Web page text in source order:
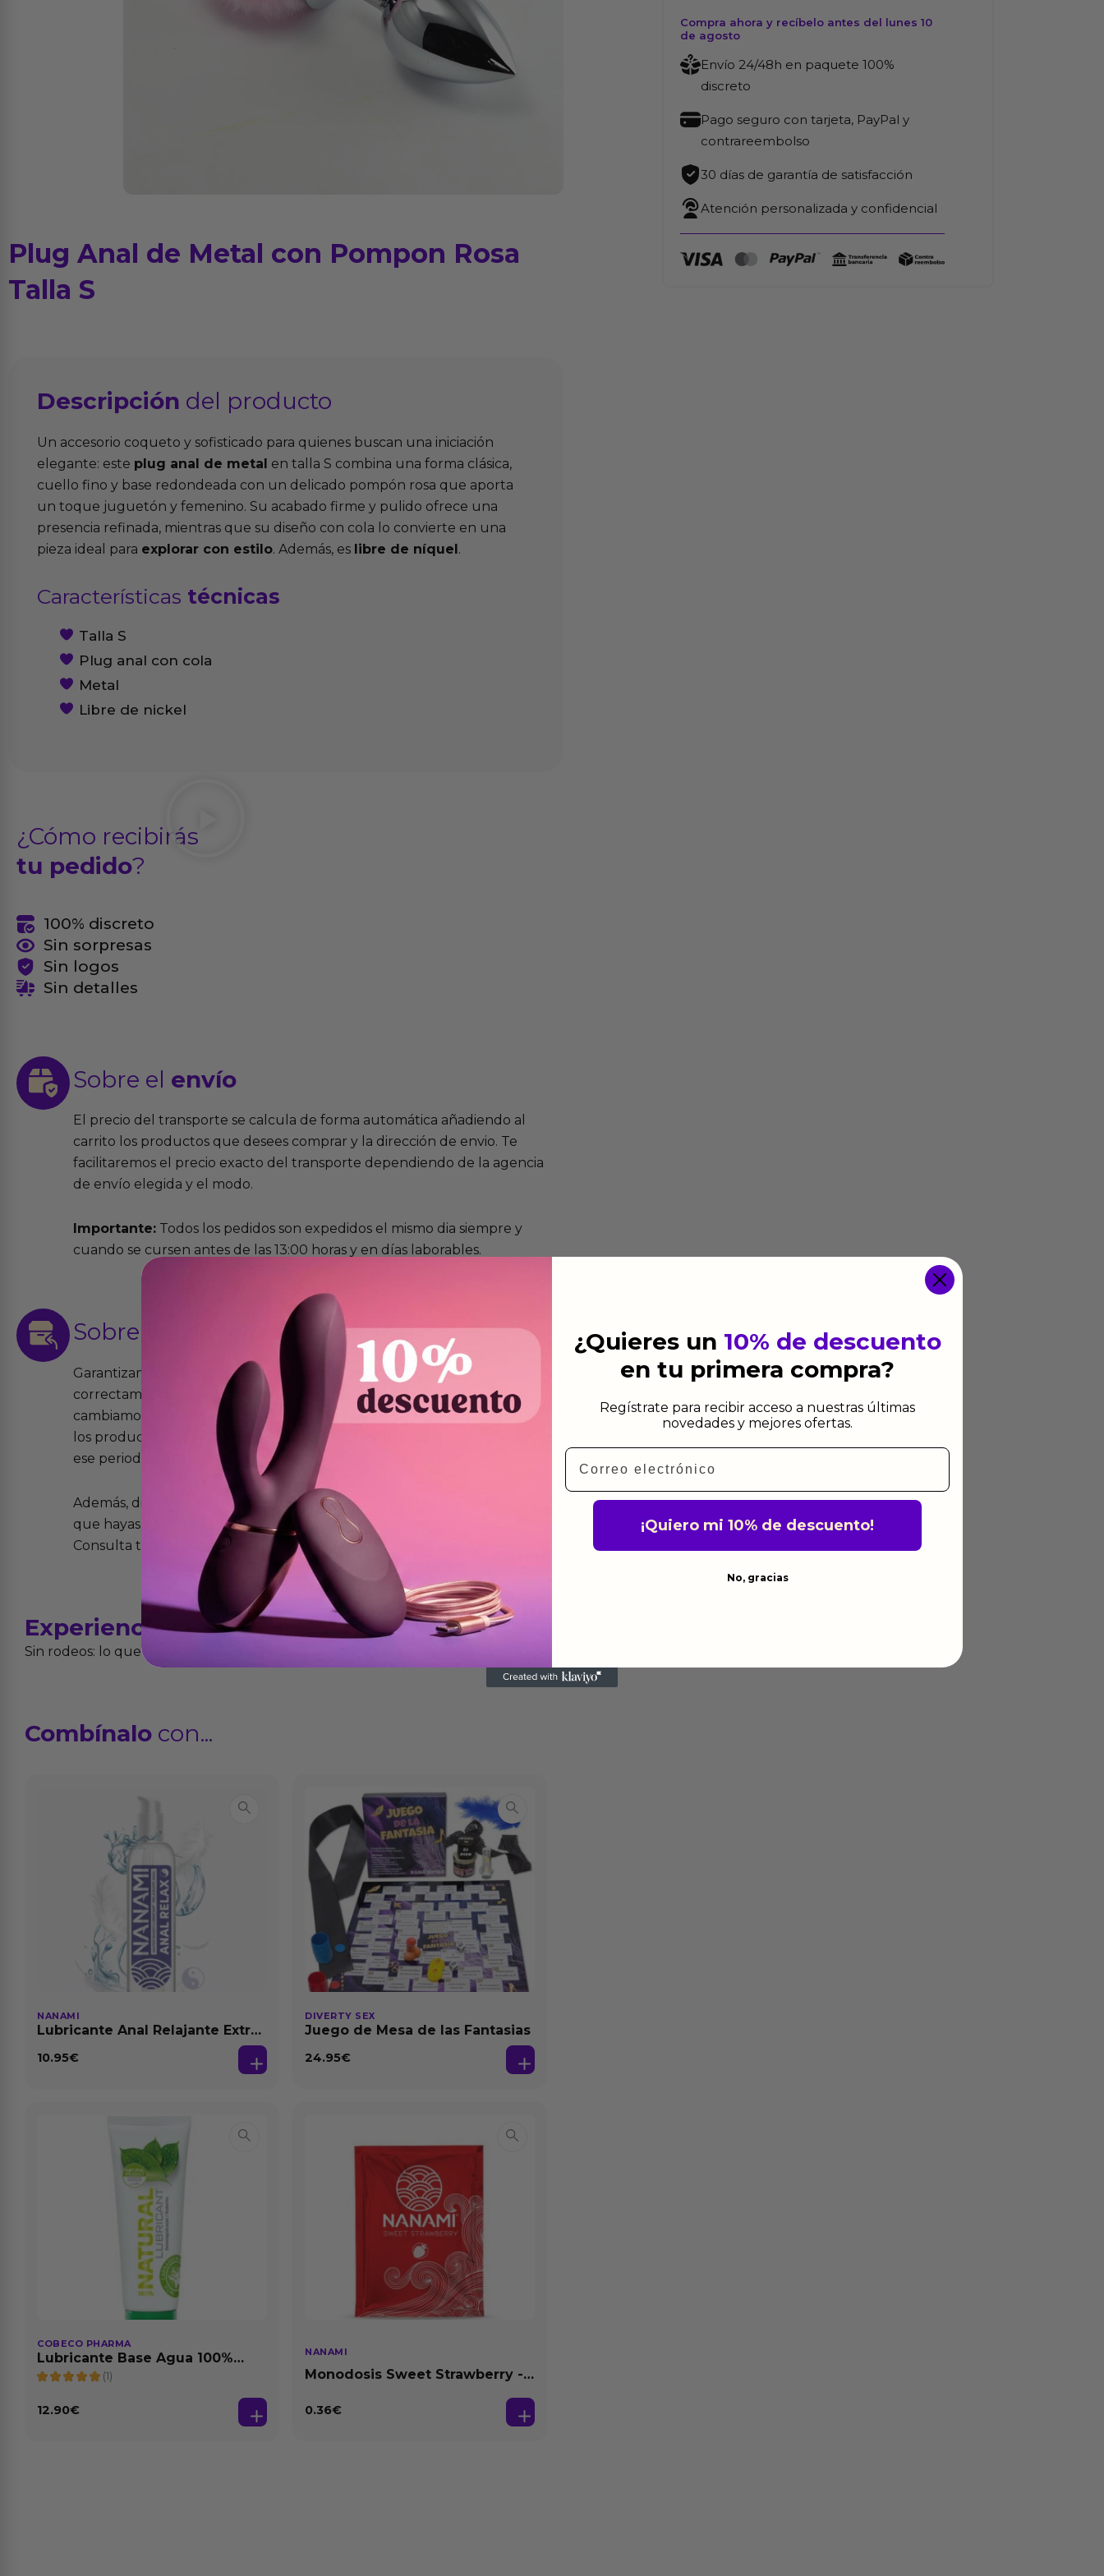
Plug Anal de Metal con Pompon Rosa
Talla S
Descripción del producto
Un accesorio coqueto y sofisticado para quienes buscan una iniciación
elegante: este plug anal de metal en talla S combina una forma clásica,
cuello fino y base redondeada con un delicado pompón rosa que aporta
un toque juguetón y femenino. Su acabado firme y pulido ofrece una
presencia refinada, mientras que su diseño con cola lo convierte en una
pieza ideal para explorar con estilo. Además, es libre de níquel.
Características técnicas
Talla S
Plug anal con cola
Metal
Libre de nickel
¿Cómo recibirás
tu pedido?
100% discreto
Sin sorpresas
Sin logos
Sin detalles
Sobre el envío
El precio del transporte se calcula de forma automática añadiendo al
carrito los productos que desees comprar y la dirección de envio. Te
facilitaremos el precio exacto del transporte dependiendo de la agencia
de envío elegida y el modo.
Importante: Todos los pedidos son expedidos el mismo dia siempre y
cuando se cursen antes de las 13:00 horas y en días laborables.
Sobre las devoluciones
Garantizamos que los productos que vendemos funcionan
correctamente y que si tienen algún defecto de fabricación te lo
cambiamos sin costo alguno. La ley de 2 años de garantía significa que
los productos tienen garantía contra defectos de fabricación durante
ese periodo pero no por mal uso o uso indebido.
Además, dispones de 15 días desde la entrega para devolver productos
que hayas recibido y que simplemente no te gusten o no los quieras.
Consulta todos los detalles en nuestra política de devoluciones.
Experienciasreales
Sin rodeos: lo que cuentan quienes ya lo han probado
Combínalo con...
NANAMI
Lubricante Anal Relajante Extra
10.95€
DIVERTY SEX
Juego de Mesa de las Fantasias
24.95€
COBECO PHARMA
Lubricante Base Agua 100%
Natural 125 ml
(1)
12.90€
NANAMI
Monodosis Sweet Strawberry -
0.36€
Compra ahora y recíbelo antes del lunes 10
de agosto
Envío 24/48h en paquete 100%
discreto
Pago seguro con tarjeta, PayPal y
contrareembolso
30 días de garantía de satisfacción
Atención personalizada y confidencial
¿Quieres un 10% de descuento
en tu primera compra?
Regístrate para recibir acceso a nuestras últimas
novedades y mejores ofertas.
Email
¡Quiero mi 10% de descuento!
No, gracias